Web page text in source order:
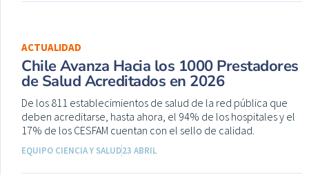
ACTUALIDAD
Chile Avanza Hacia los 1000 Prestadores
de Salud Acreditados en 2026
De los 811 establecimientos de salud de la red pública que
deben acreditarse, hasta ahora, el 94% de los hospitales y el
17% de los CESFAM cuentan con el sello de calidad.
EQUIPO CIENCIA Y SALUD23 ABRIL